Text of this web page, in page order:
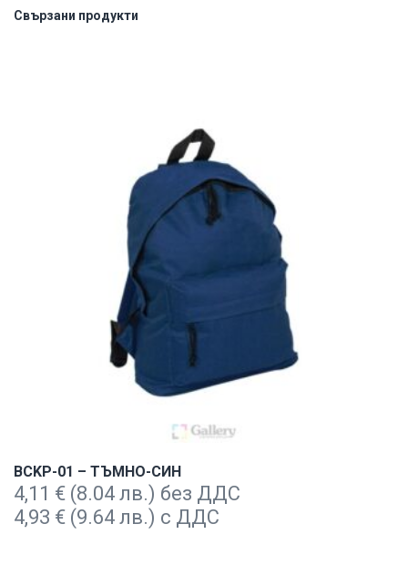
Свързани продукти
BCKP-01 – ТЪМНО-СИН
4,11 € (8.04 лв.) без ДДС
4,93 € (9.64 лв.) с ДДС